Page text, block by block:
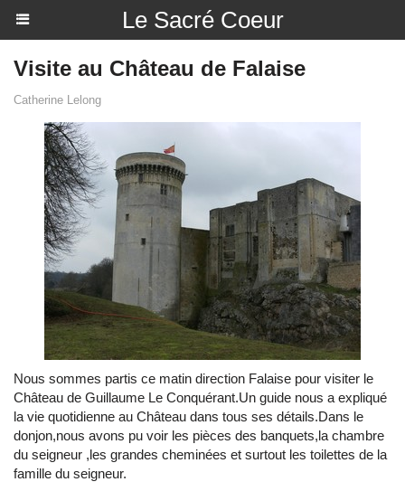
Le Sacré Coeur
Visite au Château de Falaise
Catherine Lelong
Nous sommes partis ce matin direction Falaise pour visiter le
Château de Guillaume Le Conquérant.Un guide nous a expliqué
la vie quotidienne au Château dans tous ses détails.Dans le
donjon,nous avons pu voir les pièces des banquets,la chambre
du seigneur ,les grandes cheminées et surtout les toilettes de la
famille du seigneur.